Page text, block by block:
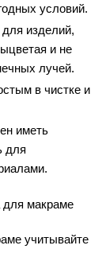
условий.
изделий,
и не
лучей.
в чистке и
иметь
для
макраме
учитывайте